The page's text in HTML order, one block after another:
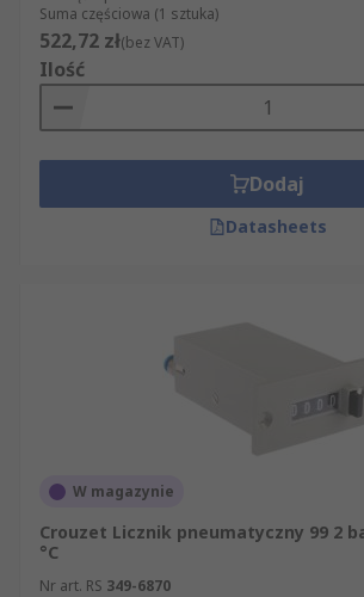
Suma częściowa (1 sztuka)
522,72 zł(bez VAT)
Ilość
Dodaj
Datasheets
W magazynie
Crouzet Licznik pneumatyczny 99 2
°C
Nr art. RS 349-6870